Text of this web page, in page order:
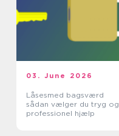
03. June 2026
Låsesmed bagsværd
sådan vælger du tryg og
professionel hjælp